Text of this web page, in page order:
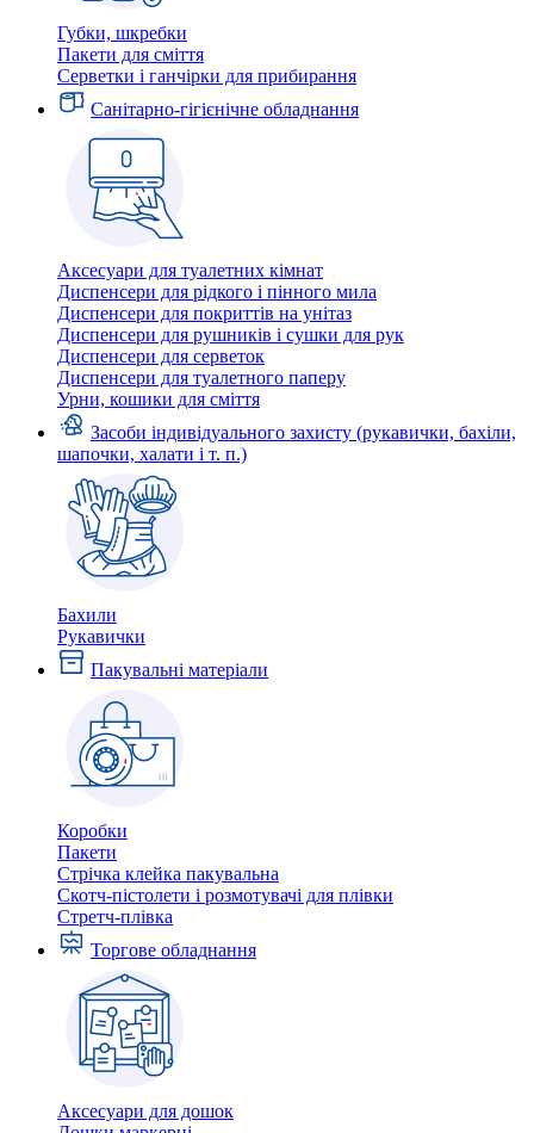
Губки, шкребки
Пакети для сміття
Серветки і ганчірки для прибирання
Санітарно-гігієнічне обладнання
Аксесуари для туалетних кімнат
Диспенсери для рідкого і пінного мила
Диспенсери для покриттів на унітаз
Диспенсери для рушників і сушки для рук
Диспенсери для серветок
Диспенсери для туалетного паперу
Урни, кошики для сміття
Засоби індивідуального захисту (рукавички, бахіли,
шапочки, халати і т. п.)
Бахили
Рукавички
Пакувальні матеріали
Коробки
Пакети
Стрічка клейка пакувальна
Скотч-пістолети і розмотувачі для плівки
Стретч-плівка
Торгове обладнання
Аксесуари для дошок